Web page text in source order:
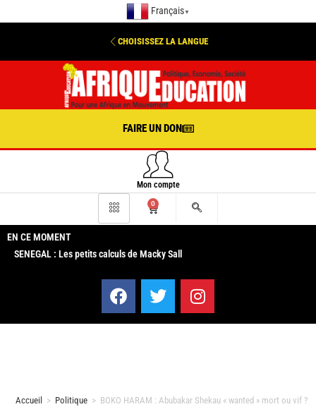
Français ▼
CHOISISSEZ LA LANGUE
FAIRE UN DON
Mon compte
0
EN CE MOMENT
SENEGAL : Les petits calculs de Macky Sall
Accueil > Politique > BOKO HARAM : Abubakar Shekau « wanted » mort ou vif ?